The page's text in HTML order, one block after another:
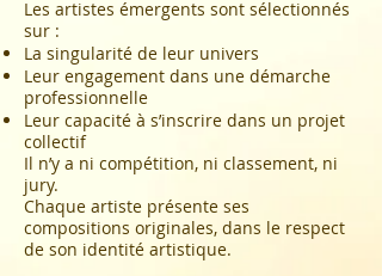
Les artistes émergents sont sélectionnés
sur :
La singularité de leur univers
Leur engagement dans une démarche
professionnelle
Leur capacité à s’inscrire dans un projet
collectif
Il n’y a ni compétition, ni classement, ni
jury.
Chaque artiste présente ses
compositions originales, dans le respect
de son identité artistique.